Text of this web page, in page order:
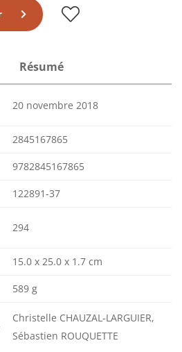
Résumé
20 novembre 2018
2845167865
9782845167865
122891-37
294
15.0 x 25.0 x 1.7 cm
589 g
Christelle CHAUZAL-LARGUIER,
Sébastien ROUQUETTE